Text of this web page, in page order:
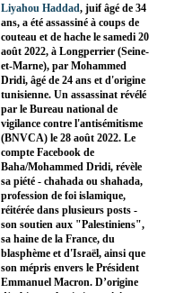
Liyahou Haddad, juif âgé de 34
ans, a été assassiné à coups de
couteau et de hache le samedi 20
août 2022, à Longperrier (Seine-
et-Marne), par Mohammed
Dridi, âgé de 24 ans et d'origine
tunisienne. Un assassinat révélé
par le Bureau national de
vigilance contre l'antisémitisme
(BNVCA) le 28 août 2022. Le
compte Facebook de
Baha/Mohammed Dridi, révèle
sa piété - chahada ou shahada,
profession de foi islamique,
réitérée dans plusieurs posts -
son soutien aux "Palestiniens",
sa haine de la France, du
blasphème et d'Israël, ainsi que
son mépris envers le Président
Emmanuel Macron. D’origine